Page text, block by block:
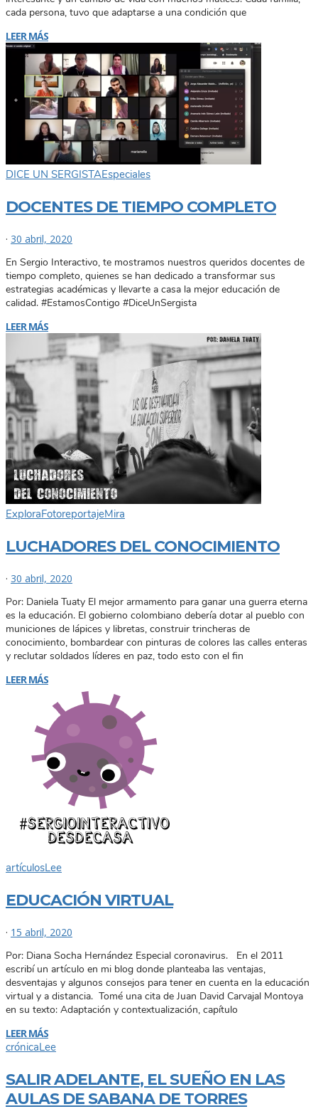
cada persona, tuvo que adaptarse a una condición que
LEER MÁS
DICE UN SERGISTAEspeciales
DOCENTES DE TIEMPO COMPLETO
· 30 abril, 2020
En Sergio Interactivo, te mostramos nuestros queridos docentes de
tiempo completo, quienes se han dedicado a transformar sus
estrategias académicas y llevarte a casa la mejor educación de
calidad. #EstamosContigo #DiceUnSergista
LEER MÁS
ExploraFotoreportajeMira
LUCHADORES DEL CONOCIMIENTO
· 30 abril, 2020
Por: Daniela Tuaty El mejor armamento para ganar una guerra eterna
es la educación. El gobierno colombiano debería dotar al pueblo con
municiones de lápices y libretas, construir trincheras de
conocimiento, bombardear con pinturas de colores las calles enteras
y reclutar soldados líderes en paz, todo esto con el fin
LEER MÁS
artículosLee
EDUCACIÓN VIRTUAL
· 15 abril, 2020
Por: Diana Socha Hernández Especial coronavirus. En el 2011
escribí un artículo en mi blog donde planteaba las ventajas,
desventajas y algunos consejos para tener en cuenta en la educación
virtual y a distancia. Tomé una cita de Juan David Carvajal Montoya
en su texto: Adaptación y contextualización, capítulo
LEER MÁS
crónicaLee
SALIR ADELANTE, EL SUEÑO EN LAS
AULAS DE SABANA DE TORRES